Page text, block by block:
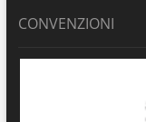
CONVENZIONI